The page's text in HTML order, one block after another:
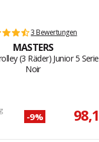
3 Bewertungen
MASTERS
(3 Räder) Junior 5
Noir
-9%